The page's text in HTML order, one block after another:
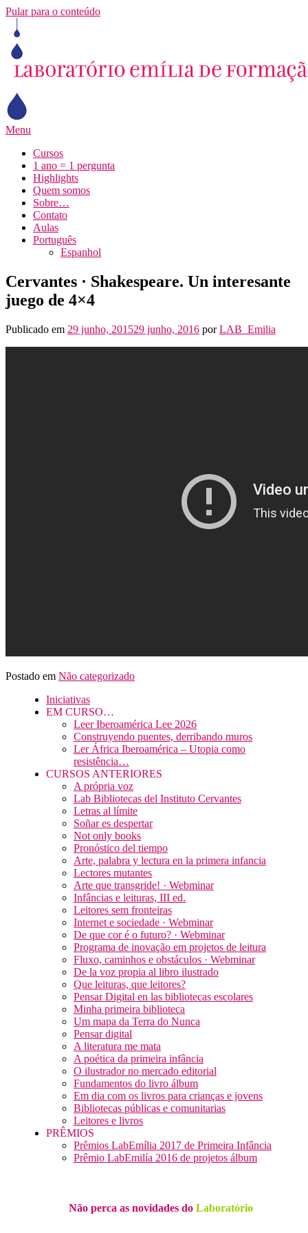
Pular para o conteúdo
Menu
Cursos
1 ano = 1 pergunta
Highlights
Quem somos
Sobre…
Contato
Aulas
Português
Espanhol
Cervantes · Shakespeare. Un interesante
juego de 4×4
Publicado em 29 junho, 201529 junho, 2016 porLAB_Emilia
Postado em Não categorizado
Iniciativas
EM CURSO…
Leer Iberoamérica Lee 2026
Construyendo puentes, derribando muros
Ler África Iberoamérica – Utopia como
resistência…
CURSOS ANTERIORES
A própria voz
Lab Bibliotecas del Instituto Cervantes
Letras al límite
Soñar es despertar
Not only books
Pronóstico del tiempo
Arte, palabra y lectura en la primera infancia
Lectores mutantes
Arte que transgride! · Webminar
Infâncias e leituras, III ed.
Leitores sem fronteiras
Internet e sociedade · Webminar
De que cor é o futuro? · Webminar
Programa de inovação em projetos de leitura
Fluxo, caminhos e obstáculos · Webminar
De la voz propia al libro ilustrado
Que leituras, que leitores?
Pensar Digital en las bibliotecas escolares
Minha primeira biblioteca
Um mapa da Terra do Nunca
Pensar digital
A literatura me mata
A poética da primeira infância
O ilustrador no mercado editorial
Fundamentos do livro álbum
Em dia com os livros para crianças e jovens
Bibliotecas públicas e comunitarias
Leitores e livros
PRÊMIOS
Prêmios LabEmília 2017 de Primeira Infância
Prêmio LabEmilía 2016 de projetos álbum
Não perca as novidades do Laboratório